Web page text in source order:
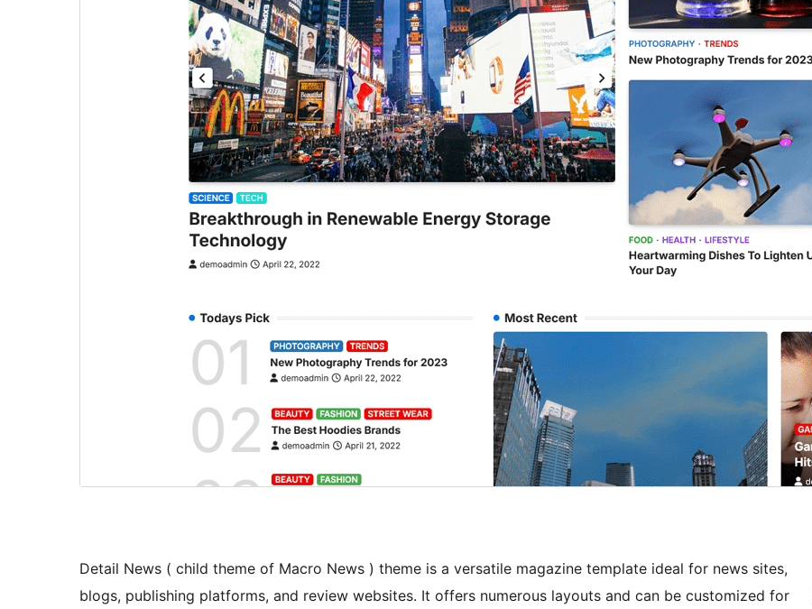
Detail News ( child theme of Macro News ) theme is a versatile magazine template ideal for news sites,
blogs, publishing platforms, and review websites. It offers numerous layouts and can be customized for